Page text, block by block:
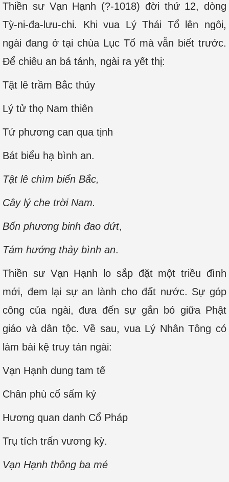
Thiền sư Vạn Hạnh (?-1018) đời thứ 12, dòng
Tỳ-ni-đa-lưu-chi. Khi vua Lý Thái Tổ lên ngôi,
ngài đang ở tại chùa Lục Tổ mà vẫn biết trước.
Để chiêu an bá tánh, ngài ra yết thị:
Tật lê trầm Bắc thủy
Lý tử thọ Nam thiên
Tứ phương can qua tịnh
Bát biểu hạ bình an.
Tật lê chìm biển Bắc,
Cây lý che trời Nam.
Bốn phương binh đao dứt,
Tám hướng thảy bình an.
Thiền sư Vạn Hạnh lo sắp đặt một triều đình
mới, đem lại sự an lành cho đất nước. Sự góp
công của ngài, đưa đến sự gắn bó giữa Phật
giáo và dân tộc. Về sau, vua Lý Nhân Tông có
làm bài kệ truy tán ngài:
Vạn Hạnh dung tam tế
Chân phù cổ sấm ký
Hương quan danh Cổ Pháp
Trụ tích trấn vương kỳ.
Vạn Hạnh thông ba mé